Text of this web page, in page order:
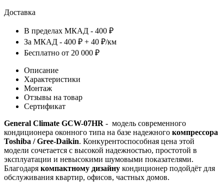
Доставка
В пределах МКАД - 400 ₽
За МКАД - 400 ₽ + 40 ₽/км
Бесплатно от 20 000 ₽
Описание
Характеристики
Монтаж
Отзывы на товар
Сертификат
General Climate GCW-07НR - модель современного
кондиционера оконного типа на базе надежного компрессора
Toshiba / Gree-Daikin. Конкурентоспособная цена этой
модели сочетается с высокой надежностью, простотой в
эксплуатации и невысокими шумовыми показателями.
Благодаря компактному дизайну кондиционер подойдёт для
обслуживания квартир, офисов, частных домов.